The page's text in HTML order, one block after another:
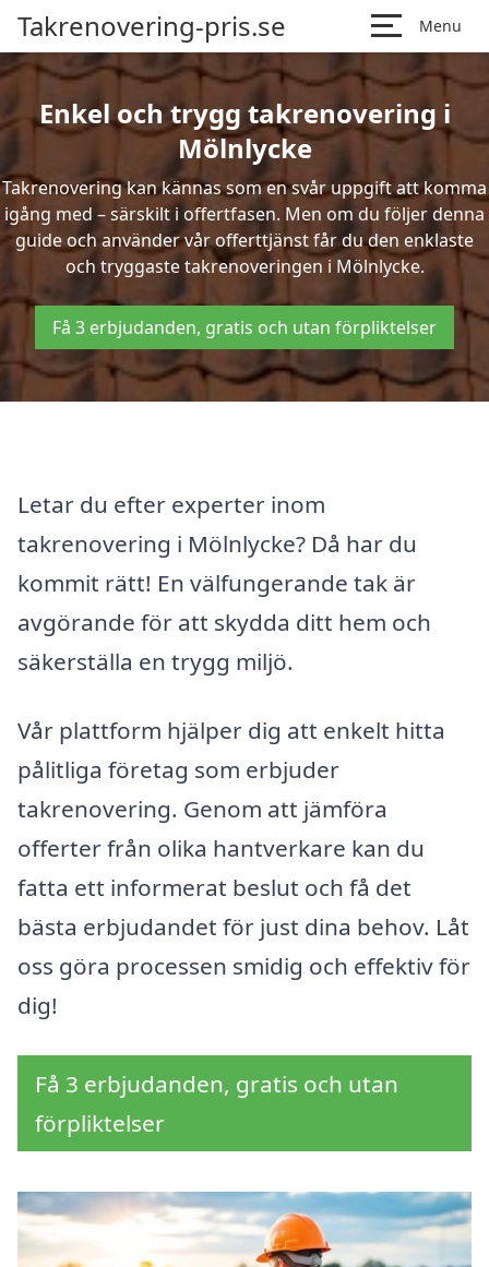
Takrenovering-pris.se Menu
Enkel och trygg takrenovering i
Mölnlycke
Takrenovering kan kännas som en svår uppgift att komma
igång med – särskilt i offertfasen. Men om du följer denna
guide och använder vår offerttjänst får du den enklaste
och tryggaste takrenoveringen i Mölnlycke.
Få 3 erbjudanden, gratis och utan förpliktelser
Letar du efter experter inom
takrenovering i Mölnlycke? Då har du
kommit rätt! En välfungerande tak är
avgörande för att skydda ditt hem och
säkerställa en trygg miljö.
Vår plattform hjälper dig att enkelt hitta
pålitliga företag som erbjuder
takrenovering. Genom att jämföra
offerter från olika hantverkare kan du
fatta ett informerat beslut och få det
bästa erbjudandet för just dina behov. Låt
oss göra processen smidig och effektiv för
dig!
Få 3 erbjudanden, gratis och utan
förpliktelser